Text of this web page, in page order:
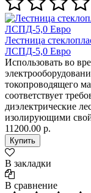
Лестница
ЛСПД-5,0 Евро
Использовать во
токопроводящего
соответствует
диэлектрические
изолирующими
11200.00 р.
В закладки
В сравнение